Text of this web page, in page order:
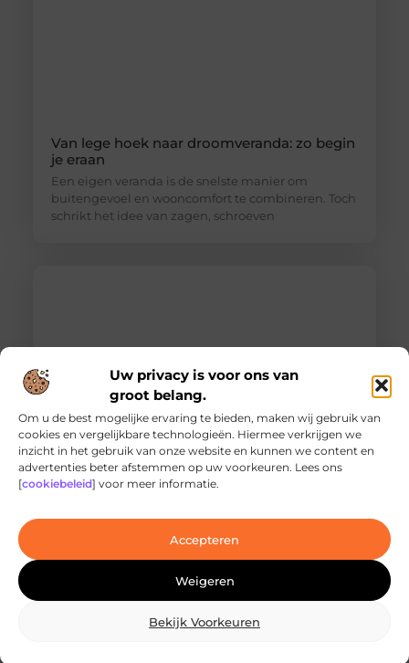
Uw privacy is voor ons van
groot belang.
Om u de best mogelijke ervaring te bieden, maken wij gebruik van
cookies en vergelijkbare technologieën. Hiermee verkrijgen we
inzicht in het gebruik van onze website en kunnen we content en
advertenties beter afstemmen op uw voorkeuren. Lees ons
[cookiebeleid] voor meer informatie.
Accepteren
Weigeren
Bekijk Voorkeuren
Van lege hoek naar droomveranda: zo begin
je eraan
Een eigen veranda is de snelste manier om
buitengevoel en wooncomfort te combineren. Toch
schrikt het idee van zagen, schroeven
Ontdek de innovatieve behandelingen in
jouw stad
laserbehandelingen in Den Haag? Dan ben je hier